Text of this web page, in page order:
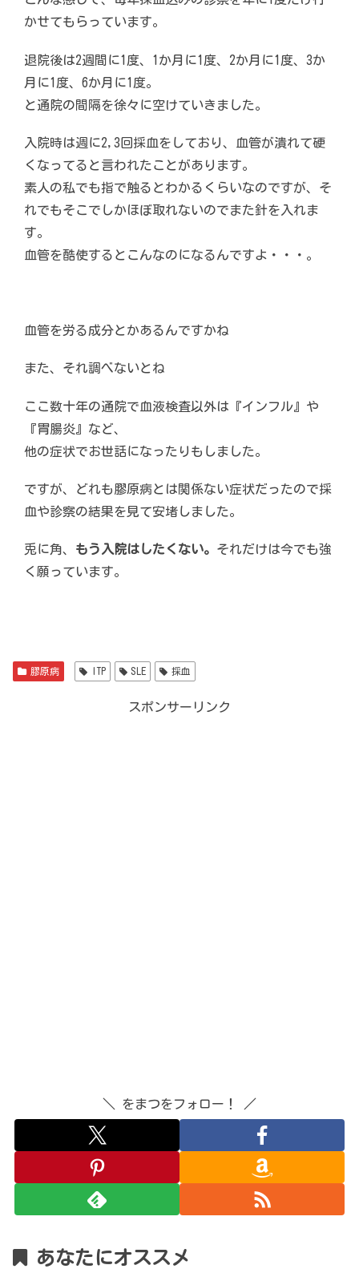
かせてもらっています。
退院後は2週間に1度、1か月に1度、2か月に1度、3か
月に1度、6か月に1度。
と通院の間隔を徐々に空けていきました。
入院時は週に2,3回採血をしており、血管が潰れて硬
くなってると言われたことがあります。
素人の私でも指で触るとわかるくらいなのですが、そ
れでもそこでしかほぼ取れないのでまた針を入れま
す。
血管を酷使するとこんなのになるんですよ・・・。
血管を労る成分とかあるんですかね
また、それ調べないとね
ここ数十年の通院で血液検査以外は『インフル』や
『胃腸炎』など、
他の症状でお世話になったりもしました。
ですが、どれも膠原病とは関係ない症状だったので採
血や診察の結果を見て安堵しました。
兎に角、 もう入院はしたくない。 それだけは今でも強
く願っています。
膠原病 ITP SLE 採血
スポンサーリンク
＼ をまつをフォロー！ ／
あなたにオススメ